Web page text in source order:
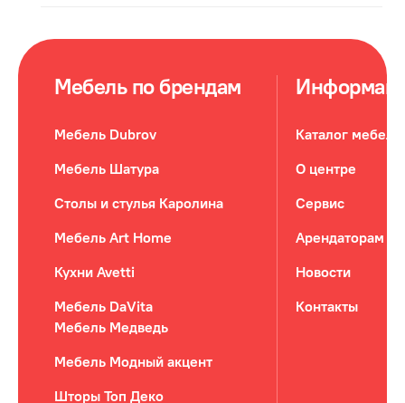
Мебель по брендам
Мебель Dubrov
Мебель Шатура
Столы и стулья Каролина
Мебель Art Home
Кухни Avetti
Мебель DaVita
Мебель Медведь
Мебель Модный акцент
Шторы Топ Деко
Каталог мебели
О центре
Сервис
Арендаторам
Новости
Контакты